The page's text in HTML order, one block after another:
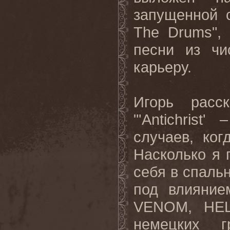
запущенной
The Drums",
песни из
карьеру.
Игорь
"'Antichrist'
случаев,
Насколько
себя в
под
VENOM,
немецких